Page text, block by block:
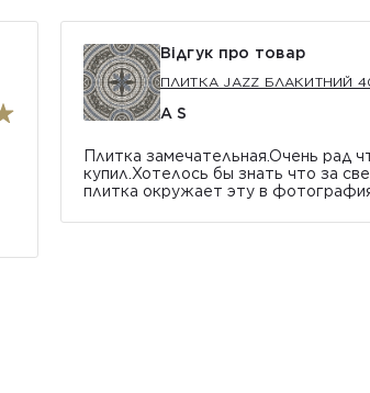
Відгук про товар
ПЛИТКА JAZZ БЛАКИТНИЙ
A S
Плитка замечательная.Очень рад
купил.Хотелось бы знать что за
плитка окружает эту в